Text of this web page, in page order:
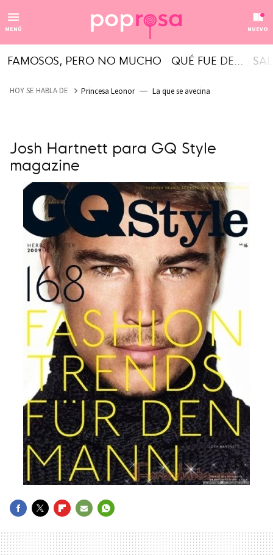
MENÚ NUEVO
FAMOSOS, PERO NO MUCHO QUÉ FUE DE...
HOY SE HABLA DE Princesa Leonor La que se avecina
Josh Hartnett para GQ Style
magazine
MAIL